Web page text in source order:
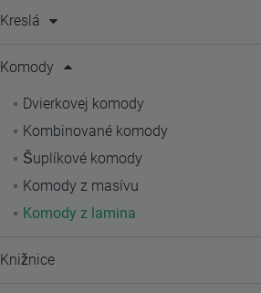
Kreslá
Komody
Dvierkovej komody
Kombinované komody
Šuplíkové komody
Komody z masívu
Komody z lamina
Knižnice